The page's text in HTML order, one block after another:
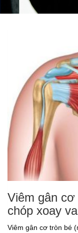
Viêm gân
chóp xoay
Viêm gân cơ tròn bé